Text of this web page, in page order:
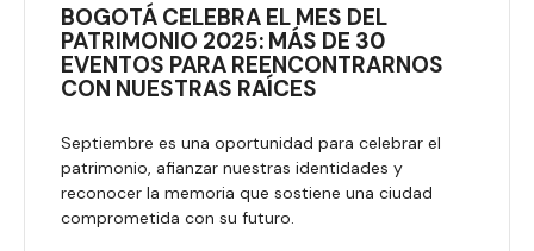
BOGOTÁ CELEBRA EL MES DEL
PATRIMONIO 2025: MÁS DE 30
EVENTOS PARA REENCONTRARNOS
CON NUESTRAS RAÍCES
Septiembre es una oportunidad para celebrar el
patrimonio, afianzar nuestras identidades y
reconocer la memoria que sostiene una ciudad
comprometida con su futuro.